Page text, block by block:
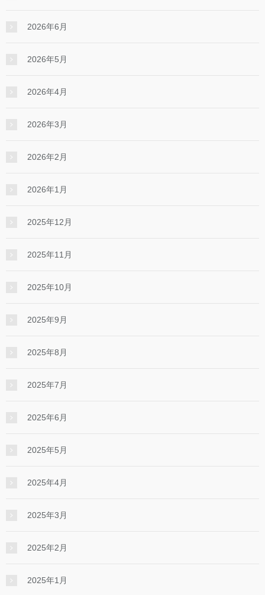
2026年6月
2026年5月
2026年4月
2026年3月
2026年2月
2026年1月
2025年12月
2025年11月
2025年10月
2025年9月
2025年8月
2025年7月
2025年6月
2025年5月
2025年4月
2025年3月
2025年2月
2025年1月